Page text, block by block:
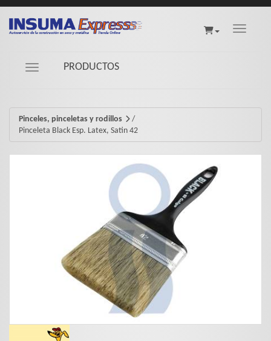
Toggle
Navigation ein-/ausblenden
PRODUCTOS
Pinceles, pinceletas y rodillos
/
Pinceleta Black Esp. Latex, Satin 42